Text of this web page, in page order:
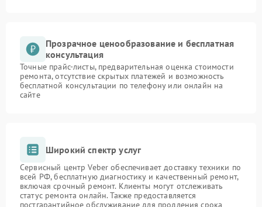
Прозрачное ценообразование и бесплатная
консультация
Точные прайс-листы, предварительная оценка стоимости
ремонта, отсутствие скрытых платежей и возможность
бесплатной консультации по телефону или онлайн на
сайте
Широкий спектр услуг
Сервисный центр Veber обеспечивает доставку техники по
всей РФ, бесплатную диагностику и качественный ремонт,
включая срочный ремонт. Клиенты могут отслеживать
статус ремонта онлайн. Также предоставляется
постгарантийное обслуживание для продления срока